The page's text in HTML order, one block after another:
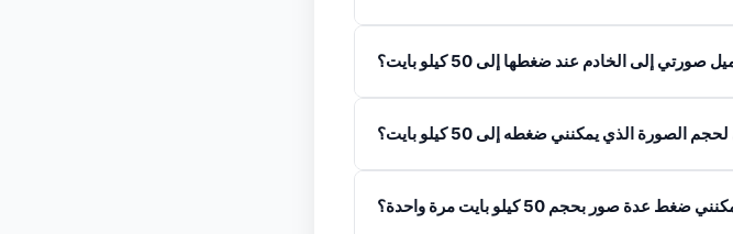
إلى الخادم عند ضغطها إلى 50 كيلو بايت؟
الصورة الذي يمكنني ضغطه إلى 50 كيلو بايت؟
ضغط عدة صور بحجم 50 كيلو بايت مرة واحدة؟